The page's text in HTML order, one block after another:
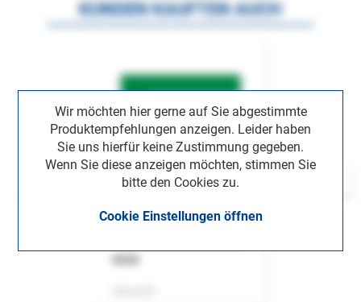
Wir möchten hier gerne auf Sie abgestimmte
Produktempfehlungen anzeigen. Leider haben
Sie uns hierfür keine Zustimmung gegeben.
Wenn Sie diese anzeigen möchten, stimmen Sie
bitte den Cookies zu.
Cookie Einstellungen öffnen
KUNDEN KAUFTEN AUCH